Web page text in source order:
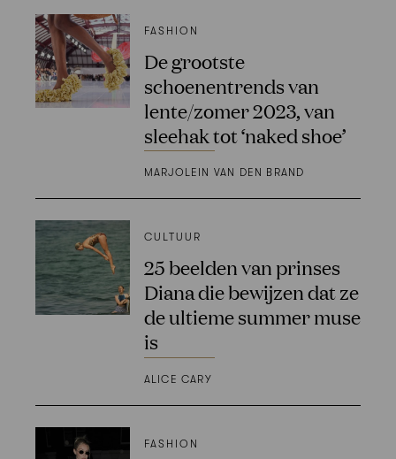
FASHION
De grootste
schoenentrends van
lente/zomer 2023, van
sleehak tot ‘naked shoe’
MARJOLEIN VAN DEN BRAND
CULTUUR
25 beelden van prinses
Diana die bewijzen dat ze
de ultieme summer muse
is
ALICE CARY
FASHION